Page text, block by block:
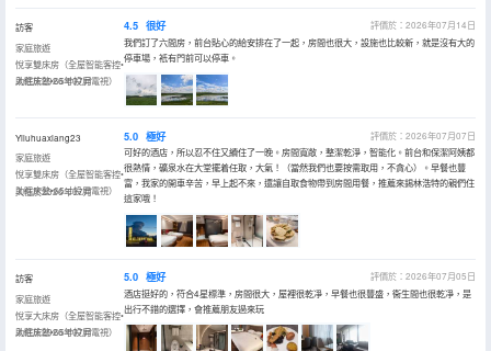
訪客
家庭旅遊
悅享雙床房（全屋智能客控•
助眠床墊•65寸投屏電視）
入住於2026年07月
4.5 很好
評價於：2026年07月14日
我們訂了六間房，前台貼心的給安排在了一起，房間也很大，設施也比較新，就是沒有大的
停車場，衹有門前可以停車。
Yiluhuaxiang23
家庭旅遊
悅享雙床房（全屋智能客控•
助眠床墊•65寸投屏電視）
入住於2026年07月
5.0 極好
評價於：2026年07月07日
可好的酒店，所以忍不住又續住了一晚。房間寬敞，整潔乾淨，智能化。前台和保潔阿姨都
很熱情，礦泉水在大堂擺着任取，大氣！（當然我們也要按需取用，不貪心）。早餐也豐
富，我家的開車辛苦，早上起不來，還讓自取食物帶到房間用餐，推薦來錫林浩特的親們住
這家哦！
訪客
家庭旅遊
悅享大床房（全屋智能客控•
助眠床墊•65寸投屏電視）
入住於2026年07月
5.0 極好
評價於：2026年07月05日
酒店挺好的，符合4星標準，房間很大，屋裡很乾凈，早餐也很豐盛，衞生間也很乾凈，是
出行不錯的選擇，會推薦朋友過來玩